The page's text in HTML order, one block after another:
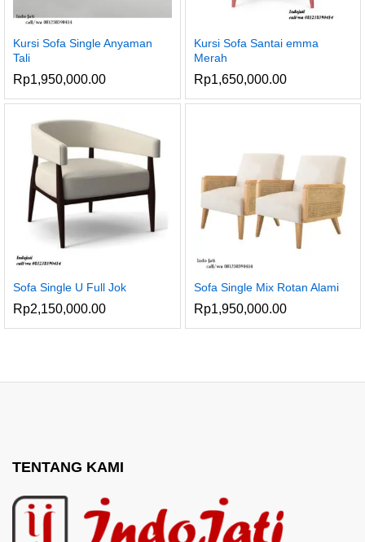
Kursi Sofa Single Anyaman
Tali
Rp1,950,000.00
Kursi Sofa Santai emma
Merah
Rp1,650,000.00
Sofa Single U Full Jok
Rp2,150,000.00
Sofa Single Mix Rotan Alami
Rp1,950,000.00
TENTANG KAMI